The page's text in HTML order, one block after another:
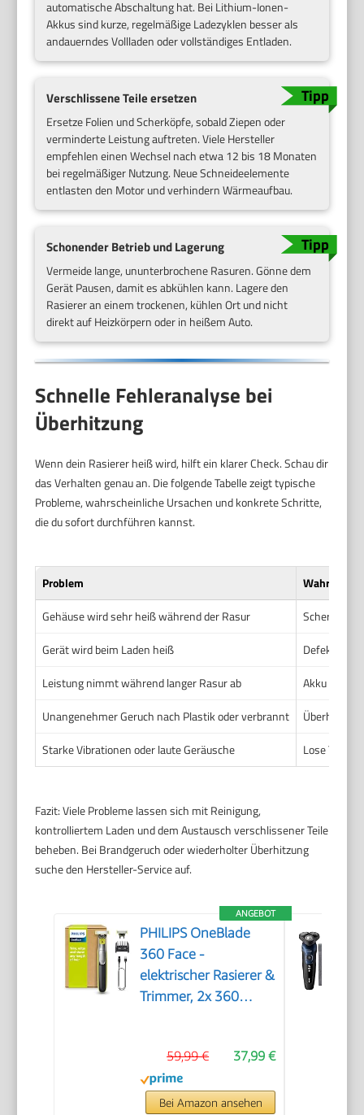
automatische Abschaltung hat. Bei Lithium-Ionen-
Akkus sind kurze, regelmäßige Ladezyklen besser als
andauerndes Vollladen oder vollständiges Entladen.
Verschlissene Teile ersetzen
Ersetze Folien und Scherköpfe, sobald Ziepen oder
verminderte Leistung auftreten. Viele Hersteller
empfehlen einen Wechsel nach etwa 12 bis 18 Monaten
bei regelmäßiger Nutzung. Neue Schneideelemente
entlasten den Motor und verhindern Wärmeaufbau.
Schonender Betrieb und Lagerung
Vermeide lange, ununterbrochene Rasuren. Gönne dem
Gerät Pausen, damit es abkühlen kann. Lagere den
Rasierer an einem trockenen, kühlen Ort und nicht
direkt auf Heizkörpern oder in heißem Auto.
Schnelle Fehleranalyse bei
Überhitzung
Wenn dein Rasierer heiß wird, hilft ein klarer Check. Schau dir
das Verhalten genau an. Die folgende Tabelle zeigt typische
Probleme, wahrscheinliche Ursachen und konkrete Schritte,
die du sofort durchführen kannst.
Problem
Gehäuse wird sehr heiß während der Rasur
Scherkopf
Gerät wird beim Laden heiß
Defektes
Leistung nimmt während langer Rasur ab
Akku wird
Unangenehmer Geruch nach Plastik oder verbrannt
Überhitzte
Starke Vibrationen oder laute Geräusche
Lose Teile
Fazit: Viele Probleme lassen sich mit Reinigung,
kontrolliertem Laden und dem Austausch verschlissener Teile
beheben. Bei Brandgeruch oder wiederholter Überhitzung
suche den Hersteller-Service auf.
ANGEBOT
PHILIPS OneBlade
360 Face -
elektrischer Rasierer &
Trimmer, 2x 360
Nass- & Trockenrasur,
Akku-USB, fürs
Gesicht (QP2734/30)
37,99 €
59,99 €
Bei Amazon ansehen